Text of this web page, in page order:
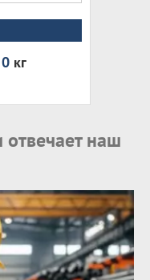
0кг
отвечает наш